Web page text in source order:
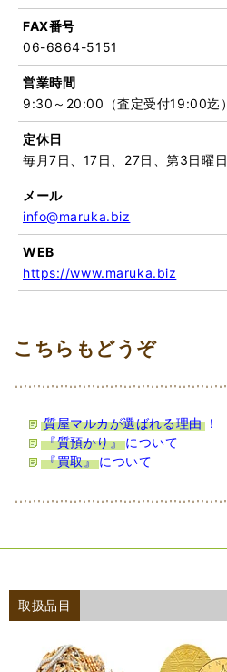
FAX番号
06-6864-5151
営業時間
9:30～20:00（査定受付19:00迄）
定休日
毎月7日、17日、27日、第3日曜日
メール
info@maruka.biz
WEB
https://www.maruka.biz
質屋マルカが選ばれる理由！
『質預かり』 について
『買取』 について
取扱品目